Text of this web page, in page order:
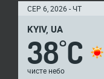
СЕР 6, 2026 - ЧТ
KYIV, UA
38°C
чисте небо